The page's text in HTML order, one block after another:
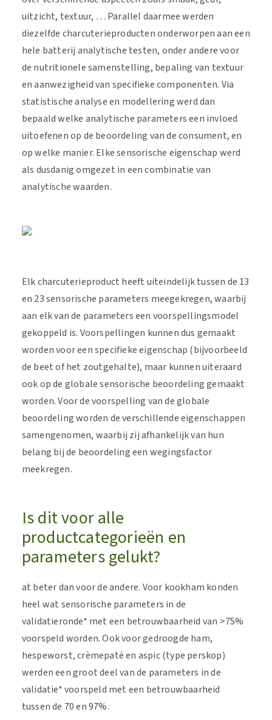
uitzicht, textuur, … Parallel daarmee werden
diezelfde charcuterieproducten onderworpen aan een
hele batterij analytische testen, onder andere voor
de nutritionele samenstelling, bepaling van textuur
en aanwezigheid van specifieke componenten. Via
statistische analyse en modellering werd dan
bepaald welke analytische parameters een invloed
uitoefenen op de beoordeling van de consument, en
op welke manier. Elke sensorische eigenschap werd
als dusdanig omgezet in een combinatie van
analytische waarden.
Elk charcuterieproduct heeft uiteindelijk tussen de 13
en 23 sensorische parameters meegekregen, waarbij
aan elk van de parameters een voorspellingsmodel
gekoppeld is. Voorspellingen kunnen dus gemaakt
worden voor een specifieke eigenschap (bijvoorbeeld
de beet of het zoutgehalte), maar kunnen uiteraard
ook op de globale sensorische beoordeling gemaakt
worden. Voor de voorspelling van de globale
beoordeling worden de verschillende eigenschappen
samengenomen, waarbij zij afhankelijk van hun
belang bij de beoordeling een wegingsfactor
meekregen.
Is dit voor alle
productcategorieën en
parameters gelukt?
at beter dan voor de andere. Voor kookham konden
heel wat sensorische parameters in de
validatieronde* met een betrouwbaarheid van >75%
voorspeld worden. Ook voor gedroogde ham,
hespeworst, crèmepaté en aspic (type perskop)
werden een groot deel van de parameters in de
validatie* voorspeld met een betrouwbaarheid
tussen de 70 en 97%.